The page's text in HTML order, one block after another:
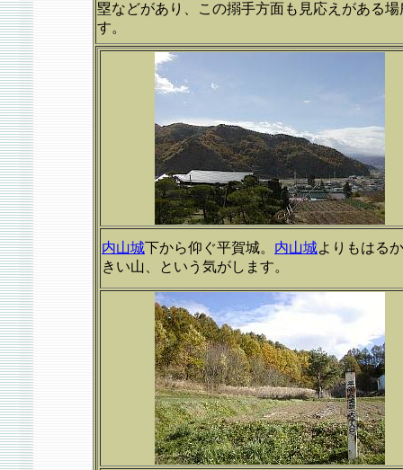
塁などがあり、この搦手方面も見応えがある
す。
内山城下から仰ぐ平賀城。 内山城よりもはる
きい山、という気がします。